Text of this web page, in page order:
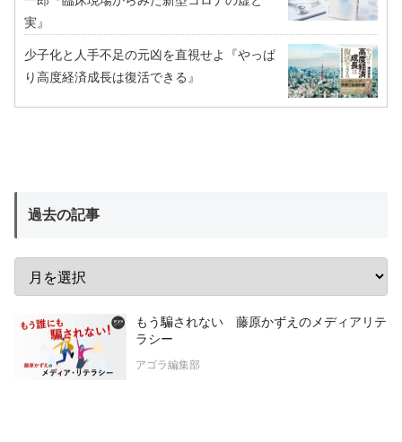
実』
少子化と人手不足の元凶を直視せよ『やっぱ
り高度経済成長は復活できる』
過去の記事
もう騙されない 藤原かずえのメディアリテ
ラシー
アゴラ編集部